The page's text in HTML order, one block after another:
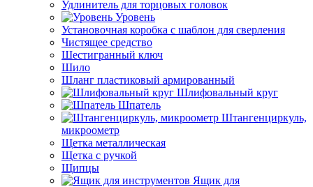
Удлинитель для торцовых головок
Уровень
Установочная коробка с шаблон для сверления
Чистящее средство
Шестигранный ключ
Шило
Шланг пластиковый армированный
Шлифовальный круг
Шпатель
Штангенциркуль,
микроометр
Щетка металлическая
Щетка с ручкой
Щипцы
Ящик для